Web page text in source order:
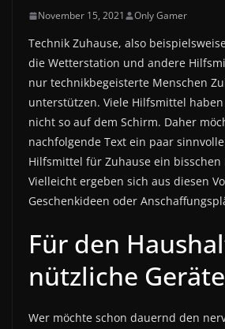
November 15, 2021 Only Gamer
Technik Zuhause, also
die Wetterstation und andere
nur technikbegeisterte Menschen
unterstützen. Viele Hilfsmittel haben
nicht so auf dem Schirm. Daher
nachfolgende Text ein paar
Hilfsmittel für Zuhause ein
Vielleicht ergeben sich aus diesen
Geschenkideen oder
Für den
nützliche Geräte
Wer möchte schon dauernd den